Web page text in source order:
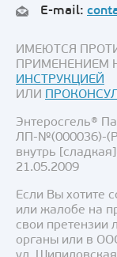
E-mail:
ИМЕЮТСЯ
ПРИМЕНЕНИЕМ
ИНСТРУКЦИЕЙ
ИЛИ
Энтеросгель®
ЛП-№(000036)-
внутрь
21.05.2009
Если Вы хотите
или жалобе на
свои претензии
органы или в